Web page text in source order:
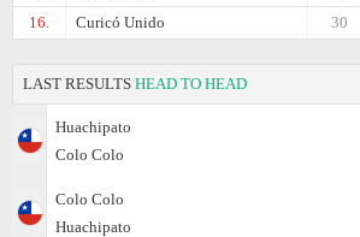
16.
Curicó Unido 30
LAST RESULTS HEAD TO HEAD
Huachipato
Colo Colo
Colo Colo
Huachipato